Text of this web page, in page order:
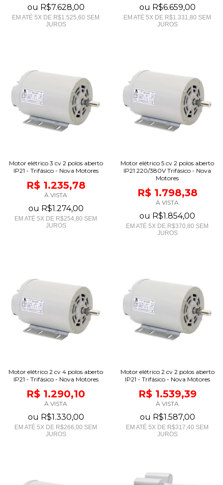
ou R$7.628,00
EM ATÉ 5X DE R$1.525,60 SEM
JUROS
ou R$6.659,00
EM ATÉ 5X DE R$1.331,80 SEM
JUROS
Motor elétrico 3 cv 2 polos aberto
IP21 - Trifásico - Nova Motores
R$ 1.235,78
À VISTA
ou R$1.274,00
EM ATÉ 5X DE R$254,80 SEM
JUROS
Motor elétrico 5 cv 2 polos aberto
IP21 220/380V Trifásico - Nova
Motores
R$ 1.798,38
À VISTA
ou R$1.854,00
EM ATÉ 5X DE R$370,80 SEM
JUROS
Motor elétrico 2 cv 4 polos aberto
IP21 - Trifásico - Nova Motores
R$ 1.290,10
À VISTA
ou R$1.330,00
EM ATÉ 5X DE R$266,00 SEM
JUROS
Motor elétrico 2 cv 2 polos aberto
IP21 - Trifásico - Nova Motores
R$ 1.539,39
À VISTA
ou R$1.587,00
EM ATÉ 5X DE R$317,40 SEM
JUROS